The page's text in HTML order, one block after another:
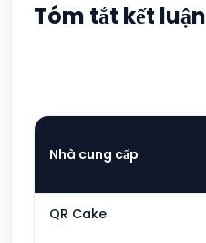
Tóm tắt kết luận
Nhà cung cấp
QR Cake